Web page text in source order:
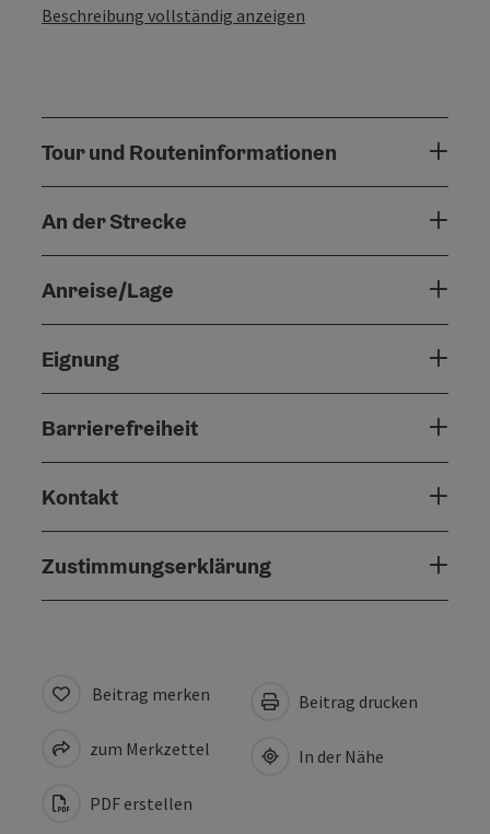
Beschreibung vollständig anzeigen
Tour und Routeninformationen
An der Strecke
Anreise/Lage
Eignung
Barrierefreiheit
Kontakt
Zustimmungserklärung
Beitrag merken
zum Merkzettel
PDF erstellen
Beitrag drucken
In der Nähe